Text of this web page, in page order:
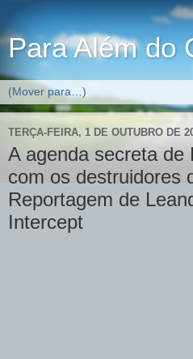
Para Além do
TERÇA-FEIRA, 1 DE OUTUBRO DE
A agenda secreta de
com os destruidores
Reportagem de
Intercept